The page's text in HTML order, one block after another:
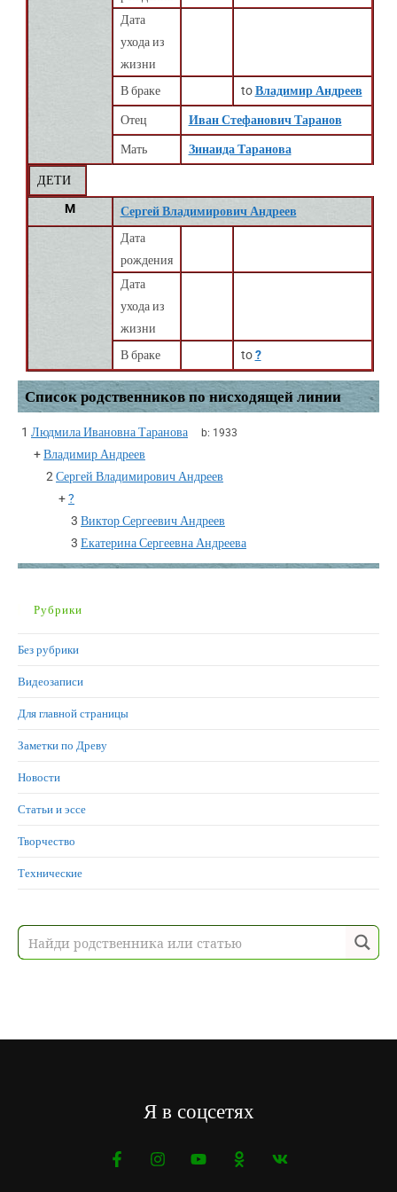
Дата
ухода из
жизни
В браке
toВладимир Андреев
Отец Иван Стефанович Таранов
Мать Зинаида Таранова
ДЕТИ
M
Сергей Владимирович Андреев
Дата
рождения
Дата
ухода из
жизни
В браке
to?
Список родственников по нисходящей линии
1 Людмила Ивановна Таранова b: 1933
+Владимир Андреев
2 Сергей Владимирович Андреев
+?
3 Виктор Сергеевич Андреев
3 Екатерина Сергеевна Андреева
Рубрики
Без рубрики
Видеозаписи
Для главной страницы
Заметки по Древу
Новости
Статьи и эссе
Творчество
Технические
Я в соцсетях